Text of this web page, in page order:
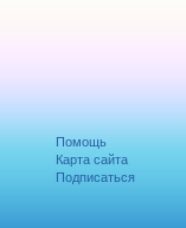
Помощь
Карта сайта
Подписаться